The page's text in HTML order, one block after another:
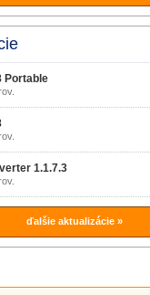
Portable
1.1.7.3
ďalšie aktualizácie »